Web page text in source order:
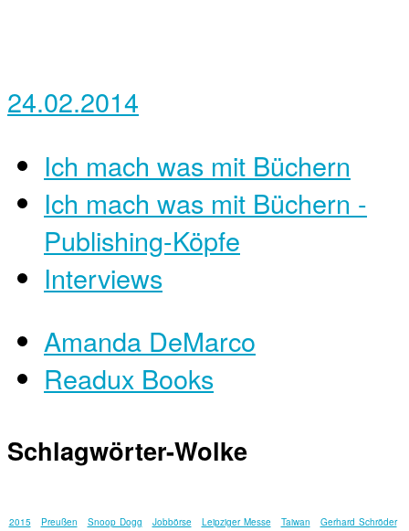
24.02.2014
Ich mach was mit Büchern
Ich mach was mit Büchern -
Publishing-Köpfe
Interviews
Amanda DeMarco
Readux Books
Schlagwörter-Wolke
2015 Preußen Snoop Dogg Jobbörse Leipziger Messe Taiwan Gerhard Schröder